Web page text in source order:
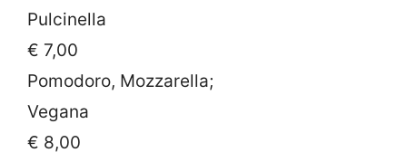
Pulcinella
€ 7,00
Pomodoro, Mozzarella;
Vegana
€ 8,00